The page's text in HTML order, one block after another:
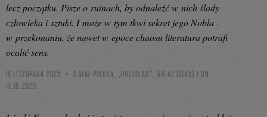
lecz początku. Pisze o ruinach, by odnaleźć w nich ślady
człowieka i sztuki. I może w tym tkwi sekret jego Nobla -
w przekonaniu, że nawet w epoce chaosu literatura potrafi
ocalić sens.
18 LISTOPADA 2025
RAFAŁ PIKUŁA, „PRZEGLĄD”, NR 42 (1345) Z DN.
13.10.2025